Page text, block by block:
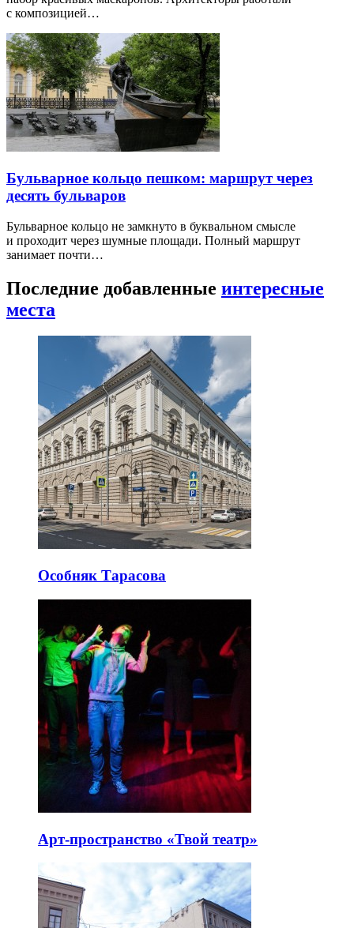
с композицией…
Бульварное кольцо пешком: маршрут через
десять бульваров
Бульварное кольцо не замкнуто в буквальном смысле
и проходит через шумные площади. Полный маршрут
занимает почти…
Последние добавленные интересные
места
Особняк Тарасова
Арт-пространство «Твой театр»